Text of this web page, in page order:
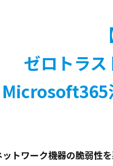
ゼロトラ
トワーク機器の脆弱性